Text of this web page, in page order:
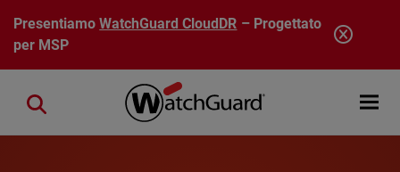
Salta al contenuto principale
PresentiamoWatchGuard CloudDR – Progettato
per MSP
Open
Close search